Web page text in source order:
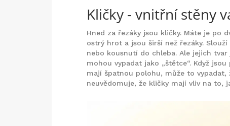
Kličky - vnitřní stěny
Hned za řezáky jsou kličky. Máte je po
ostrý hrot a jsou širší než řezáky.
nebo kousnutí do chleba. Ale jejich
mohou vypadat jako „štětce“. Když
mají špatnou polohu, může to
neuvědomuje, že kličky mají vliv na to,